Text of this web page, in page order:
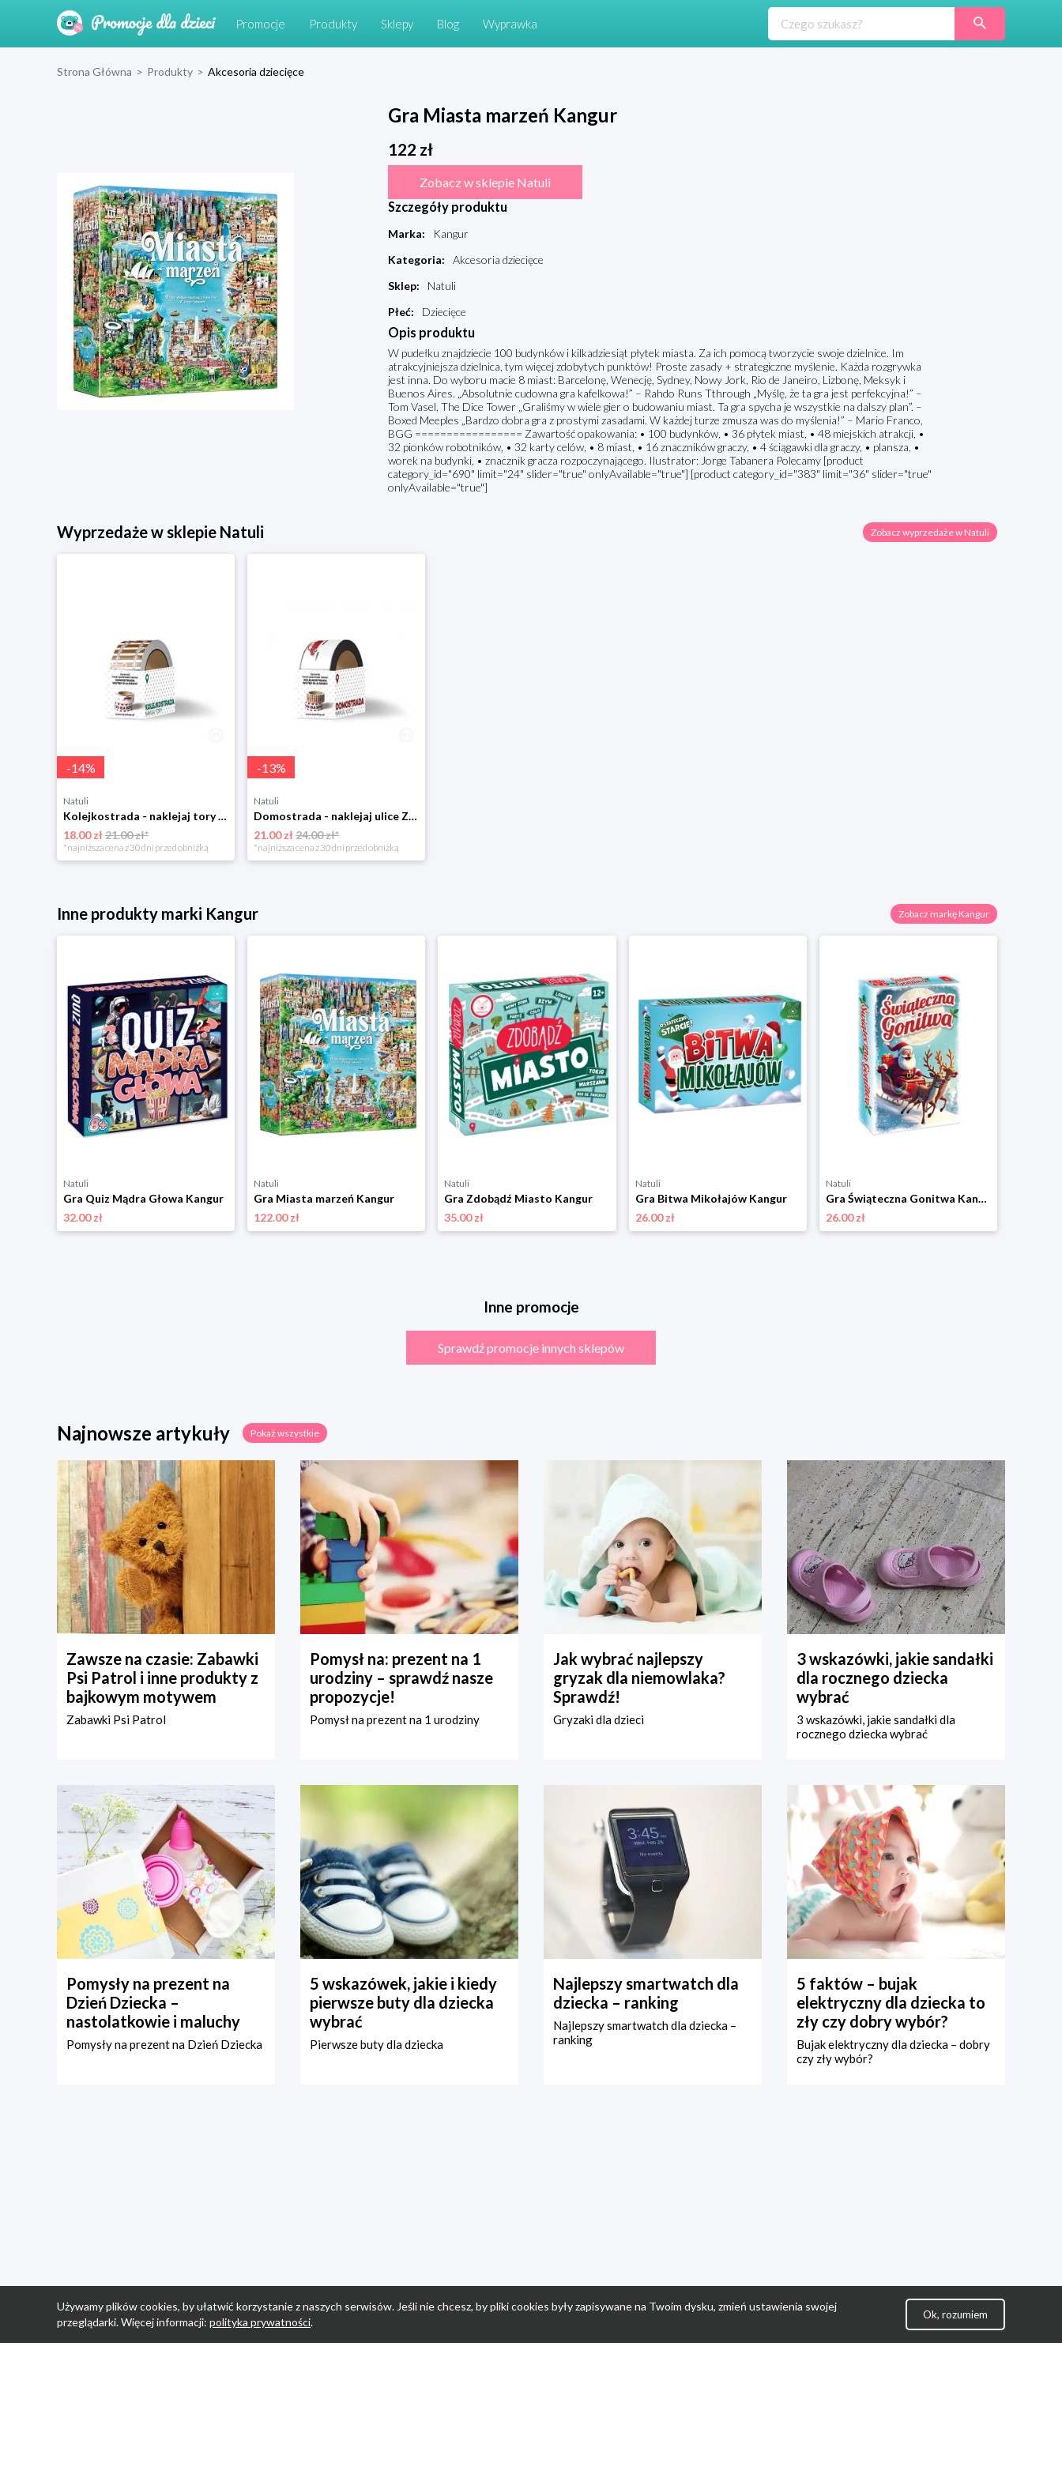
Promocje Produkty Sklepy Blog Wyprawka
Strona Główna > Produkty > Akcesoria dziecięce
Gra Miasta marzeń Kangur
122 zł
Zobacz w sklepie Natuli
Szczegóły produktu
Marka:
Kangur
Kategoria:
Akcesoria dziecięce
Sklep:
Natuli
Płeć: Dziecięce
Opis produktu
W pudełku znajdziecie 100 budynków i kilkadziesiąt płytek miasta. Za ich pomocą tworzycie swoje dzielnice. Im
atrakcyjniejsza dzielnica, tym więcej zdobytych punktów! Proste zasady + strategiczne myślenie. Każda rozgrywka
jest inna. Do wyboru macie 8 miast: Barcelonę, Wenecję, Sydney, Nowy Jork, Rio de Janeiro, Lizbonę, Meksyk i
Buenos Aires. „Absolutnie cudowna gra kafelkowa!” – Rahdo Runs Tthrough „Myślę, że ta gra jest perfekcyjna!” –
Tom Vasel, The Dice Tower „Graliśmy w wiele gier o budowaniu miast. Ta gra spycha je wszystkie na dalszy plan”. –
Boxed Meeples „Bardzo dobra gra z prostymi zasadami. W każdej turze zmusza was do myślenia!” – Mario Franco,
BGG ================= Zawartość opakowania: • 100 budynków, • 36 płytek miast, • 48 miejskich atrakcji, •
32 pionków robotników, • 32 karty celów, • 8 miast, • 16 znaczników graczy, • 4 ściągawki dla graczy, • plansza, •
worek na budynki, • znacznik gracza rozpoczynającego. Ilustrator: Jorge Tabanera Polecamy [product
category_id="690" limit="24" slider="true" onlyAvailable="true"] [product category_id="383" limit="36" slider="true"
onlyAvailable="true"]
Wyprzedaże w sklepie Natuli Zobacz wyprzedaże w Natuli
-14%
Natuli
Kolejkostrada - naklejaj tory Zuzutoys
18.00 zł21.00 zł*
*najniższa cena z 30 dni przed obniżką
-13%
Natuli
Domostrada - naklejaj ulice Zuzutoys
21.00 zł24.00 zł*
*najniższa cena z 30 dni przed obniżką
Inne produkty marki Kangur Zobacz markę Kangur
Natuli
Gra Quiz Mądra Głowa Kangur
32.00 zł
Natuli
Gra Miasta marzeń Kangur
122.00 zł
Natuli
Gra Zdobądź Miasto Kangur
35.00 zł
Natuli
Gra Bitwa Mikołajów Kangur
26.00 zł
Natuli
Gra Świąteczna Gonitwa Kangur
26.00 zł
Inne promocje
Sprawdź promocje innych sklepów
Najnowsze artykuły Pokaż wszystkie
Zawsze na czasie: Zabawki
Psi Patrol i inne produkty z
bajkowym motywem
Zabawki Psi Patrol
Pomysł na: prezent na 1
urodziny – sprawdź nasze
propozycje!
Pomysł na prezent na 1 urodziny
Jak wybrać najlepszy
gryzak dla niemowlaka?
Sprawdź!
Gryzaki dla dzieci
3 wskazówki, jakie sandałki
dla rocznego dziecka
wybrać
3 wskazówki, jakie sandałki dla
rocznego dziecka wybrać
Pomysły na prezent na
Dzień Dziecka –
nastolatkowie i maluchy
Pomysły na prezent na Dzień Dziecka
5 wskazówek, jakie i kiedy
pierwsze buty dla dziecka
wybrać
Pierwsze buty dla dziecka
Najlepszy smartwatch dla
dziecka – ranking
Najlepszy smartwatch dla dziecka –
ranking
5 faktów – bujak
elektryczny dla dziecka to
zły czy dobry wybór?
Bujak elektryczny dla dziecka – dobry
czy zły wybór?
Używamy plików cookies, by ułatwić korzystanie z naszych serwisów. Jeśli nie chcesz, by pliki cookies były zapisywane na Twoim dysku, zmień ustawienia swojej
przeglądarki. Więcej informacji: polityka prywatności.
Ok, rozumiem